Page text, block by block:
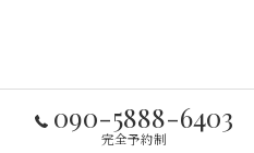
090-5888-6403
完全予約制